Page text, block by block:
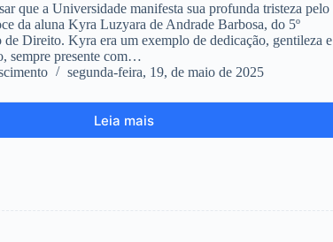
que a Universidade manifesta sua profunda tristeza pelo
da aluna Kyra Luzyara de Andrade Barbosa, do 5º
de Direito. Kyra era um exemplo de dedicação, gentileza e
sempre presente com…
segunda-feira, 19, de maio de 2025
Leia mais